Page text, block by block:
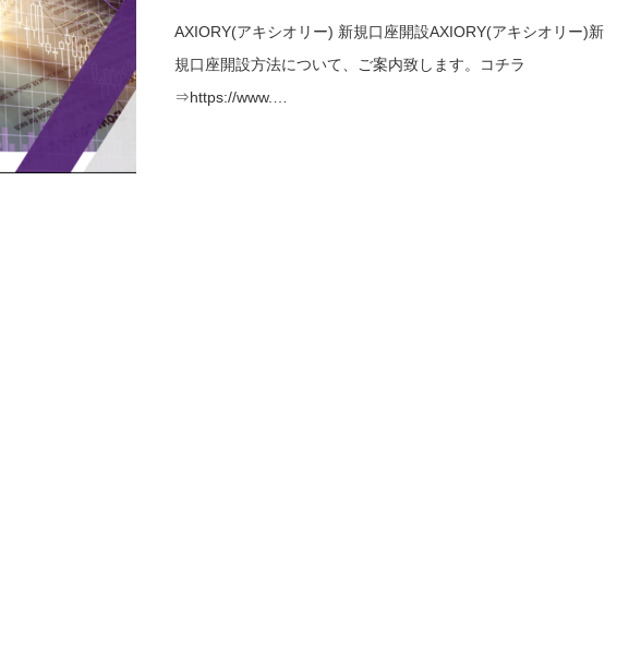
AXIORY(アキシオリー) 新規口座開設AXIORY(アキシオリー)新
規口座開設方法について、ご案内致します。コチラ
⇒https://www.…